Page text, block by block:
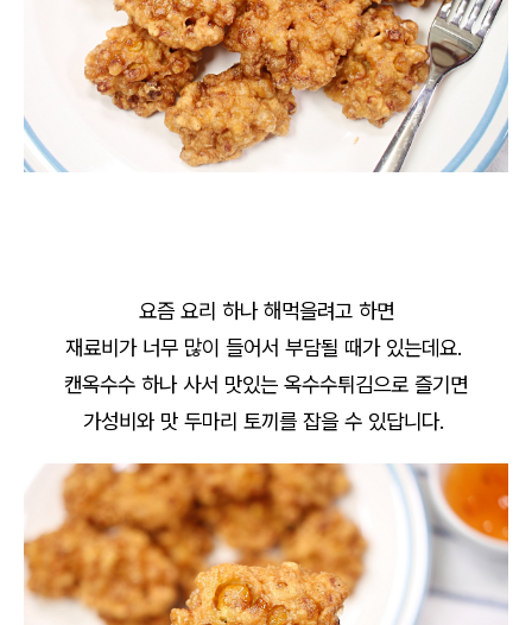
요즘 요리 하나 해먹을려고 하면
재료비가 너무 많이 들어서 부담될 때가 있는데요.
캔옥수수 하나 사서 맛있는 옥수수튀김으로 즐기면
가성비와 맛 두마리 토끼를 잡을 수 있답니다.